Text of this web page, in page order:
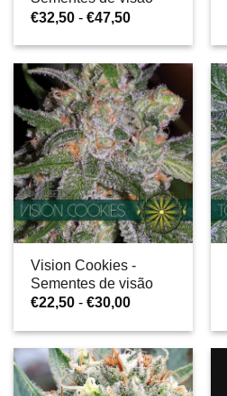
€32,50 - €47,50Gama
preços:
€32,50
a
€47,50
Vision Cookies -
Sementes de visão
€22,50 - €30,00Gama
preços:
€22,50
a
€30,00